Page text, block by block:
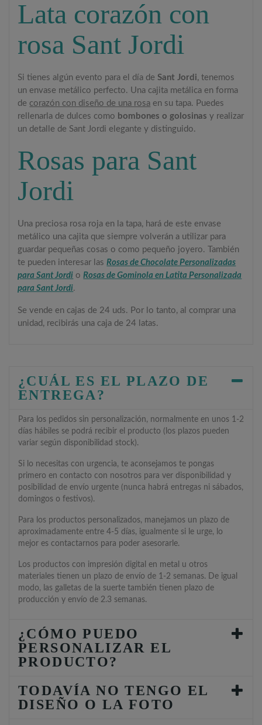
Lata corazón con
rosa Sant Jordi
Si tienes algún evento para el día de Sant Jordi, tenemos
un envase metálico perfecto. Una cajita metálica en forma
de corazón con diseño de una rosa en su tapa. Puedes
rellenarla de dulces como bombones o golosinas y realizar
un detalle de Sant Jordi elegante y distinguido.
Rosas para Sant
Jordi
Una preciosa rosa roja en la tapa, hará de este envase
metálico una cajita que siempre volverán a utilizar para
guardar pequeñas cosas o como pequeño joyero. También
te pueden interesar lasRosas de Chocolate Personalizadas
para Sant Jordi oRosas de Gominola en Latita Personalizada
para Sant Jordi.
Se vende en cajas de 24 uds. Por lo tanto, al comprar una
unidad, recibirás una caja de 24 latas.
¿CUÁL ES EL PLAZO DE
ENTREGA?
Para los pedidos sin personalización, normalmente en unos 1-2
días hábiles se podrá recibir el producto (los plazos pueden
variar según disponibilidad stock).
Si lo necesitas con urgencia, te aconsejamos te pongas
primero en contacto con nosotros para ver disponibilidad y
posibilidad de envío urgente (nunca habrá entregas ni sábados,
domingos o festivos).
Para los productos personalizados, manejamos un plazo de
aproximadamente entre 4-5 días, igualmente si le urge, lo
mejor es contactarnos para poder asesorarle.
Los productos con impresión digital en metal u otros
materiales tienen un plazo de envío de 1-2 semanas. De igual
modo, las galletas de la suerte también tienen plazo de
producción y envío de 2.3 semanas.
¿CÓMO PUEDO
PERSONALIZAR EL
PRODUCTO?
TODAVÍA NO TENGO EL
DISEÑO O LA FOTO